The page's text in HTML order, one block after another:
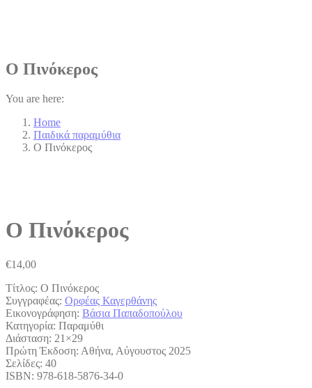
Ο Πινόκερος
You are here:
Home
Παιδικά παραμύθια
Ο Πινόκερος
Ο Πινόκερος
€14,00
Τίτλος: Ο Πινόκερος
Συγγραφέας: Ορφέας Καγερθάνης
Εικονογράφηση: Βάσια Παπαδοπούλου
Κατηγορία: Παραμύθι
Διάσταση: 21×29
Πρώτη Έκδοση: Αθήνα, Αύγουστος 2025
Σελίδες: 40
ISBN: 978-618-5876-34-0